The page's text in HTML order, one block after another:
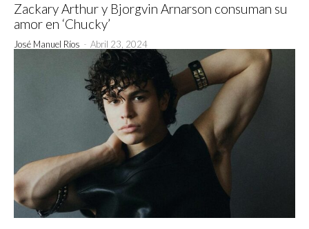
Zackary Arthur y Bjorgvin Arnarson consuman su
amor en ‘Chucky’
José Manuel Ríos - Abril 23, 2024